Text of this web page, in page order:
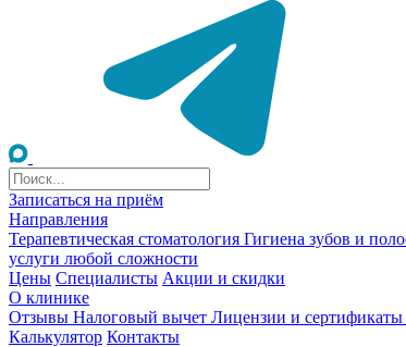
Записаться на приём
Направления
Терапевтическая стоматология Гигиена зубов и
услуги любой сложности
Цены Специалисты Акции и скидки
О клинике
Отзывы Налоговый вычет Лицензии и сертификаты
Калькулятор Контакты